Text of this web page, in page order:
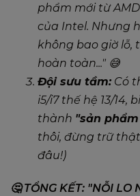
phẩm mới từ
của Intel. Nhưng
không bao giờ lỗ,
hoàn toàn..." 😅
Đội sưu tầm: Có
i5/i7 thế hệ 13/14,
thành "sản
thôi, đừng trữ
đâu!)
🤔 TỔNG KẾT: "NỖI LO